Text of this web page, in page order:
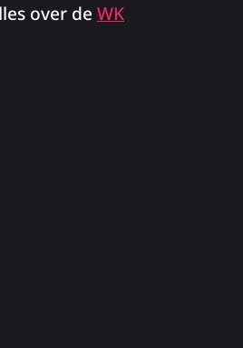
over de WK